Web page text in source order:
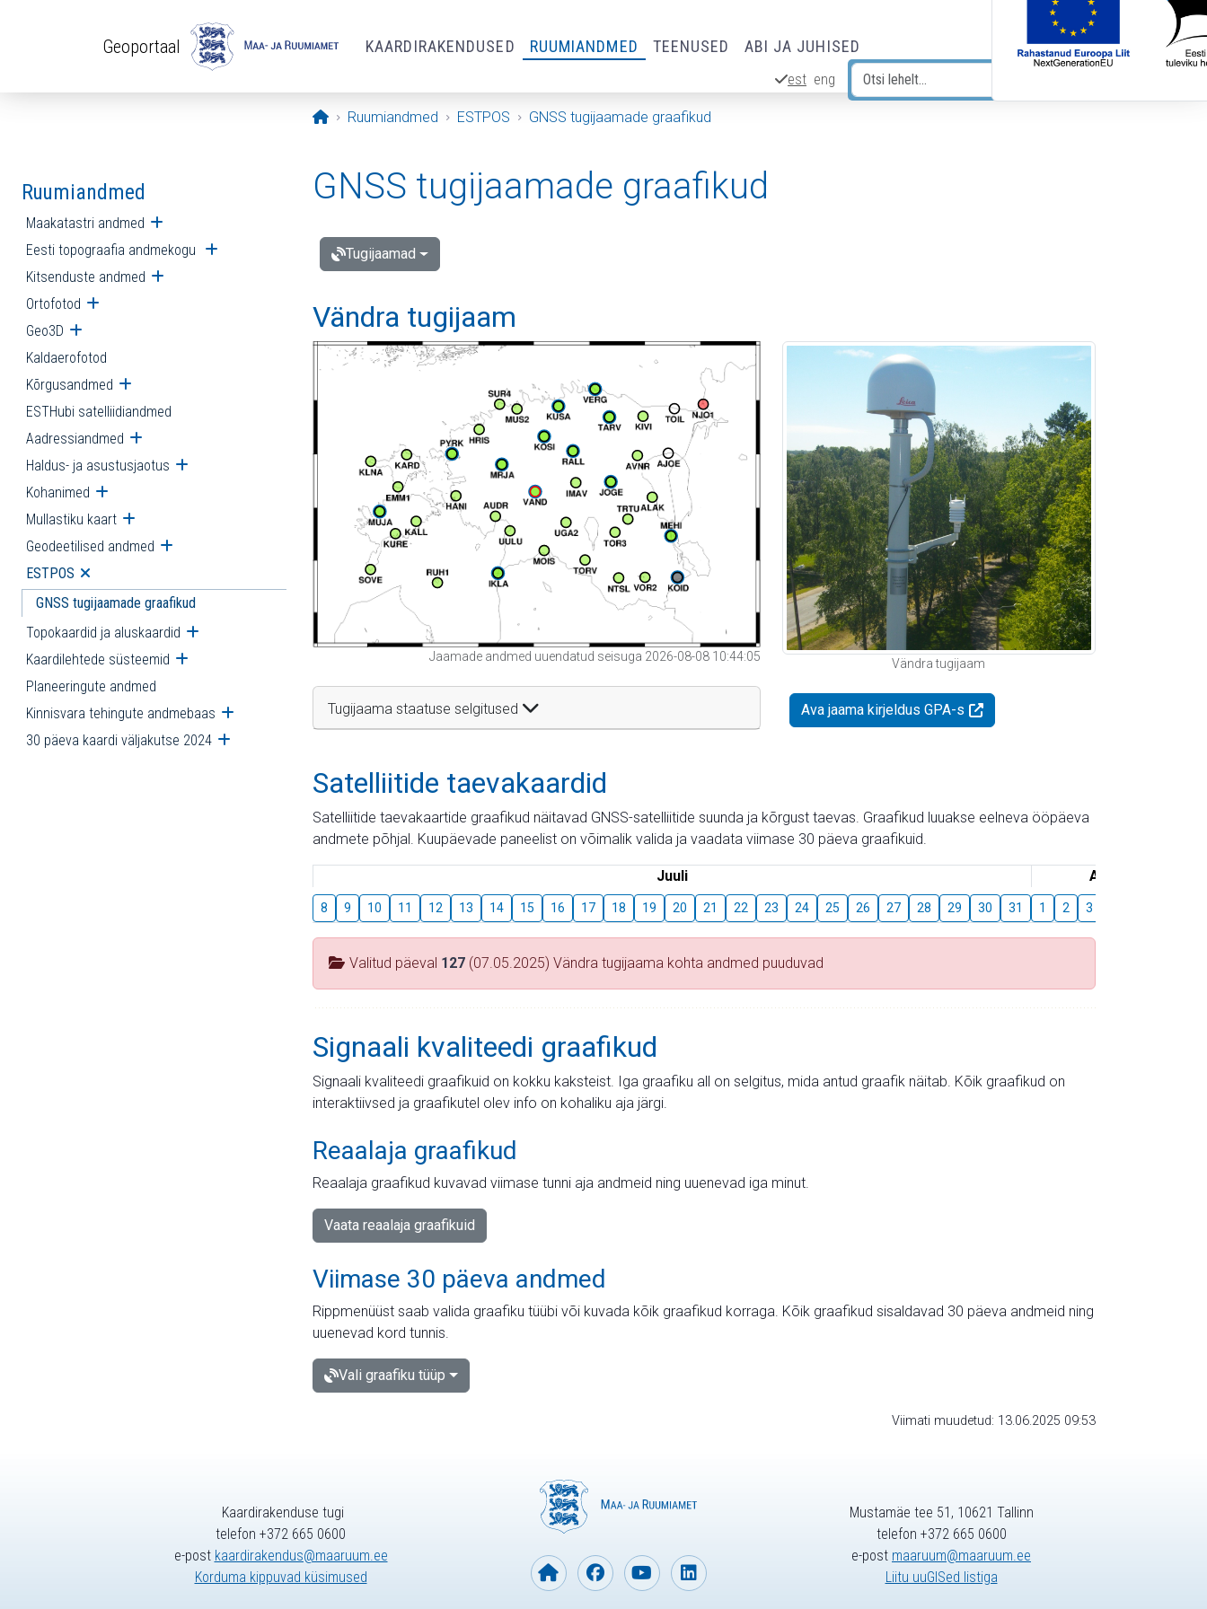
Geoportaal KAARDIRAKENDUSED RUUMIANDMED TEENUSED ABI JA JUHISED
est eng
Avaleht
Ruumiandmed ESTPOS GNSS tugijaamade graafikud
Ruumiandmed
Maakatastri andmed Ava alammenüü
Eesti topograafia andmekogu Ava alammenüü
Kitsenduste andmed Ava alammenüü
Ortofotod Ava alammenüü
Geo3D Ava alammenüü
Kaldaerofotod
Kõrgusandmed Ava alammenüü
ESTHubi satelliidiandmed
Aadressiandmed Ava alammenüü
Haldus- ja asustusjaotus Ava alammenüü
Kohanimed Ava alammenüü
Mullastiku kaart Ava alammenüü
Geodeetilised andmed Ava alammenüü
ESTPOS Ava alammenüü
GNSS tugijaamade graafikud
Topokaardid ja aluskaardid Ava alammenüü
Kaardilehtede süsteemid Ava alammenüü
Planeeringute andmed
Kinnisvara tehingute andmebaas Ava alammenüü
30 päeva kaardi väljakutse 2024 Ava alammenüü
GNSS tugijaamade graafikud
Tugijaamad
Vändra tugijaam
Jaamade andmed uuendatud seisuga 2026-08-08 10:44:05
Tugijaama staatuse selgitused
Vändra tugijaam
Ava jaama kirjeldus GPA-s
Satelliitide taevakaardid
Satelliitide taevakaartide graafikud näitavad GNSS-satelliitide suunda ja kõrgust taevas. Graafikud luuakse eelneva ööpäeva
andmete põhjal. Kuupäevade paneelist on võimalik valida ja vaadata viimase 30 päeva graafikuid.
Juuli August
8 9 10 11 12 13 14 15 16 17 18 19 20 21 22 23 24 25 26 27 28 29 30 31 1 2 3
Valitud päeval 127 (07.05.2025) Vändra tugijaama kohta andmed puuduvad
Signaali kvaliteedi graafikud
Signaali kvaliteedi graafikuid on kokku kaksteist. Iga graafiku all on selgitus, mida antud graafik näitab. Kõik graafikud on
interaktiivsed ja graafikutel olev info on kohaliku aja järgi.
Reaalaja graafikud
Reaalaja graafikud kuvavad viimase tunni aja andmeid ning uuenevad iga minut.
Vaata reaalaja graafikuid
Viimase 30 päeva andmed
Rippmenüüst saab valida graafiku tüübi või kuvada kõik graafikud korraga. Kõik graafikud sisaldavad 30 päeva andmeid ning
uuenevad kord tunnis.
Vali graafiku tüüp
Viimati muudetud: 13.06.2025 09:53
Kaardirakenduse tugi
telefon +372 665 0600
e-post kaardirakendus@maaruum.ee
Korduma kippuvad küsimused
Mustamäe tee 51, 10621 Tallinn
telefon +372 665 0600
e-post maaruum@maaruum.ee
Liitu uuGISed listiga